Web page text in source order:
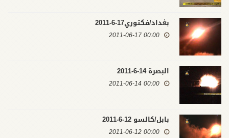
بغداد/فكتوري17-6-2011
00:00 2011-06-17
البصرة 14-6-2011
00:00 2011-06-14
بابل/كالسو 12-6-2011
00:00 2011-06-12